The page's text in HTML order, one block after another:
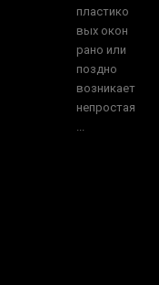
пластико
вых окон
рано или
поздно
возникает
непростая